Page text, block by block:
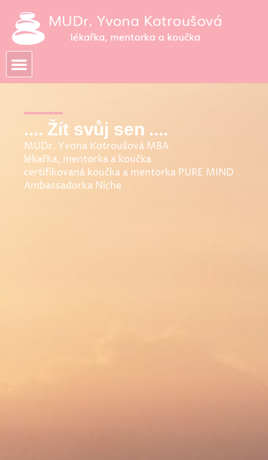
obsah
.... Žít svůj sen ....
MUDr. Yvona Kotroušová MBA
lékařka, mentorka a koučka
certifikovaná koučka a mentorka PURE MIND
Ambassadorka Niche